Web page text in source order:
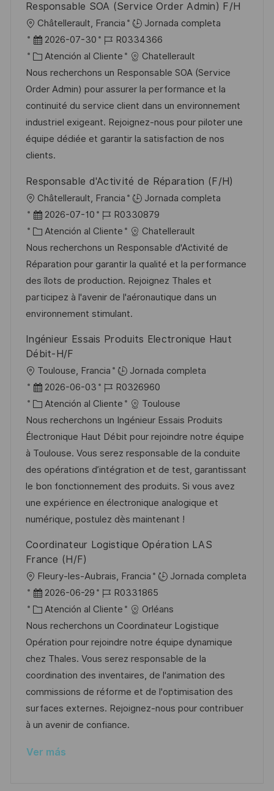
b
l
i
c
a
c
i
ó
n
o
a
Responsable SOA (Service Order Admin) F/H
U
b
c
a
c
i
ó
n
Châtellerault, Francia
Jornada completa
F
e
c
h
a
d
e
p
b
l
i
c
a
c
i
ó
n
2026-07-30
I
D
d
e
e
m
p
o
R0334366
C
a
t
e
g
o
r
a
Atención al Cliente
Chatellerault
Nous recherchons un Responsable SOA (Service
Order Admin) pour assurer la performance et la
continuité du service client dans un environnement
industriel exigeant. Rejoignez-nous pour piloter une
équipe dédiée et garantir la satisfaction de nos
clients.
Responsable d'Activité de Réparation (F/H)
U
b
c
a
c
i
ó
Châtellerault, Francia
Jornada completa
F
e
c
h
a
d
e
u
i
2026-07-10
I
D
d
e
e
m
p
e
R0330879
C
a
t
e
g
o
í
Atención al Cliente
Chatellerault
Nous recherchons un Responsable d'Activité de
Réparation pour garantir la qualité et la performance
des îlots de production. Rejoignez Thales et
participez à l'avenir de l'aéronautique dans un
environnement stimulant.
Ingénieur Essais Produits Electronique Haut
Débit-H/F
U
b
c
a
c
i
ó
n
Toulouse, Francia
Jornada completa
F
e
c
h
a
d
e
p
u
l
a
ó
2026-06-03
I
D
d
e
e
m
p
l
e
R0326960
C
a
t
e
g
o
r
í
Atención al Cliente
Toulouse
Nous recherchons un Ingénieur Essais Produits
Électronique Haut Débit pour rejoindre notre équipe
à Toulouse. Vous serez responsable de la conduite
des opérations d’intégration et de test, garantissant
le bon fonctionnement des produits. Si vous avez
une expérience en électronique analogique et
numérique, postulez dès maintenant !
Coordinateur Logistique Opération LAS
France (H/F)
U
b
c
a
c
i
ó
n
Fleury-les-Aubrais, Francia
Jornada completa
F
e
c
h
a
d
e
p
u
l
2026-06-29
I
D
d
e
e
m
p
l
e
R0331865
C
a
t
e
g
o
r
í
Atención al Cliente
Orléans
Nous recherchons un Coordinateur Logistique
Opération pour rejoindre notre équipe dynamique
chez Thales. Vous serez responsable de la
coordination des inventaires, de l'animation des
commissions de réforme et de l'optimisation des
surfaces externes. Rejoignez-nous pour contribuer
à un avenir de confiance.
Ver más